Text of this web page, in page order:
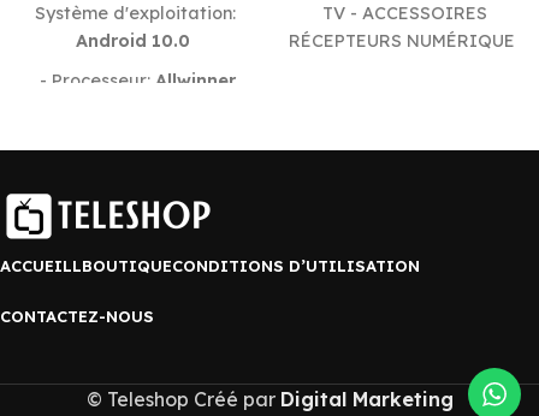
Système d'exploitation:
Android 10.0
- Processeur: Allwinner
Flash:
charge d'affichage
d'image
Prise en charge du
Connectivité:
HDMI, 1 x RJ45 - Couleur:
TV - ACCESSOIRES
RÉCEPTEURS NUMÉRIQUE
ACCUEILLBOUTIQUECONDITIONS D’UTILISATION
CONTACTEZ-NOUS
© Teleshop Créé par Digital Marketing